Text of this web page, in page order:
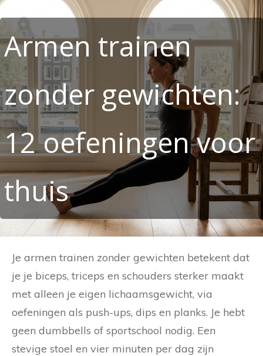
Armen trainen
zonder gewichten:
12 oefeningen voor
thuis
Je armen trainen zonder gewichten betekent dat
je je biceps, triceps en schouders sterker maakt
met alleen je eigen lichaamsgewicht, via
oefeningen als push-ups, dips en planks. Je hebt
geen dumbbells of sportschool nodig. Een
stevige stoel en vier minuten per dag zijn